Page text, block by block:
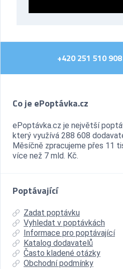
+420 251 510 908
Co je ePoptávka.cz
ePoptávka.cz je největší
který využívá 288 608
Měsíčně zpracujeme přes 11
více než 7 mld. Kč.
Poptávající
Zadat poptávku
Vyhledat v poptávkách
Informace pro poptávající
Katalog dodavatelů
Často kladené otázky
Obchodní podmínky